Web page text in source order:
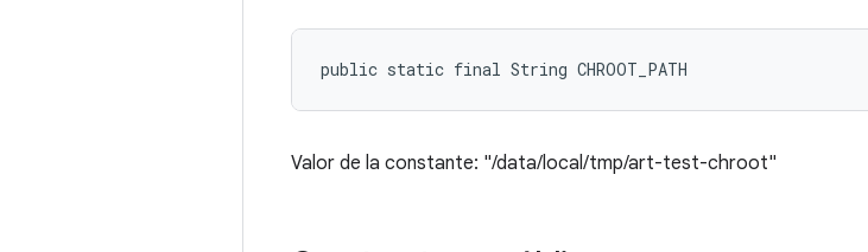
public static final String CHROOT_PATH
Valor de la constante: "/data/local/tmp/art-test-chroot"